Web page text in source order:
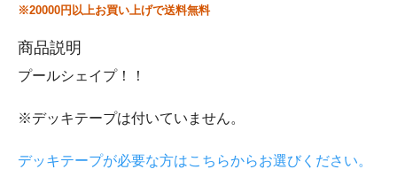
※20000円以上お買い上げで送料無料
商品説明
プールシェイプ！！
※デッキテープは付いていません。
デッキテープが必要な方はこちらからお選びください。